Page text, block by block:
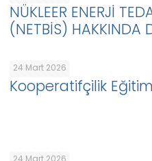
NÜKLEER ENERJİ
(NETBİS) HAKKINDA
24 Mart 2026
Kooperatifçilik
24 Mart 2026